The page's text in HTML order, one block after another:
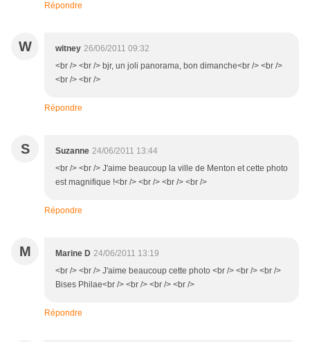
Répondre
W witney 26/06/2011 09:32
<br /> <br /> bjr, un joli panorama, bon dimanche<br /> <br />
<br /> <br />
Répondre
S Suzanne 24/06/2011 13:44
<br /> <br /> J'aime beaucoup la ville de Menton et cette photo
est magnifique !<br /> <br /> <br /> <br />
Répondre
M Marine D 24/06/2011 13:19
<br /> <br /> J'aime beaucoup cette photo <br /> <br /> <br />
Bises Philae<br /> <br /> <br /> <br />
Répondre